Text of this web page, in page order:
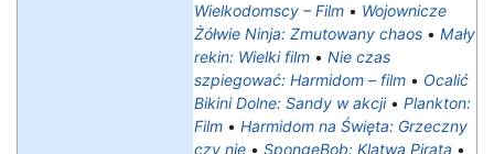
Wielkodomscy – Film • Wojownicze
Żółwie Ninja: Zmutowany chaos • Mały
rekin: Wielki film • Nie czas
szpiegować: Harmidom – film • Ocalić
Bikini Dolne: Sandy w akcji• Plankton:
Film • Harmidom na Święta: Grzeczny
czy nie • SpongeBob: Klątwa Pirata •